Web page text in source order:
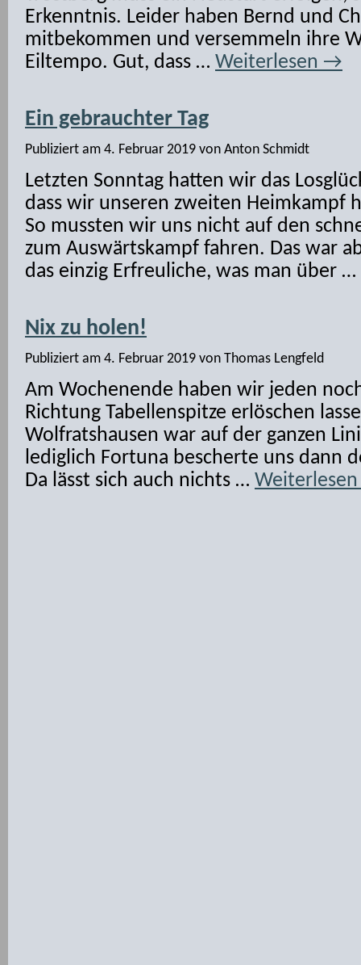
Erkenntnis. Leider haben Bernd und
mitbekommen und versemmeln ihre
Eiltempo. Gut, dass … Weiterlesen →
Ein gebrauchter Tag
Publiziert am 4. Februar 2019 von Anton Schmidt
Letzten Sonntag hatten wir das
dass wir unseren zweiten Heimkampf
So mussten wir uns nicht auf den
zum Auswärtskampf fahren. Das war
das einzig Erfreuliche, was man über …
Nix zu holen!
Publiziert am 4. Februar 2019 von Thomas Lengfeld
Am Wochenende haben wir jeden
Richtung Tabellenspitze erlöschen
Wolfratshausen war auf der ganzen
lediglich Fortuna bescherte uns dann
Da lässt sich auch nichts …